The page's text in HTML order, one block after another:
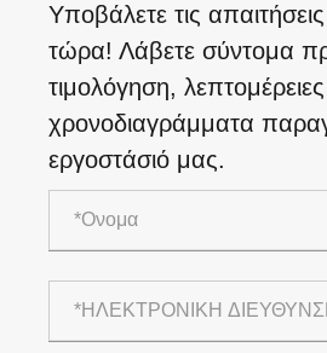
Υποβάλετε τις
τώρα! Λάβετε σύντομα
τιμολόγηση,
χρονοδιαγράμματα
εργοστάσιό μας.